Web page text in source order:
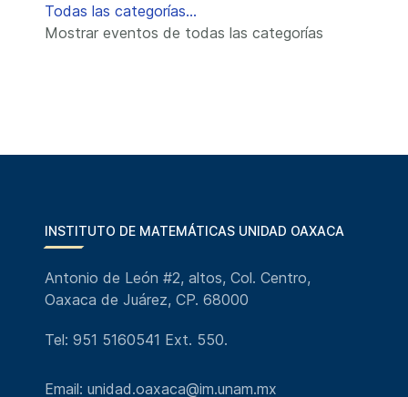
Todas las categorías...
Mostrar eventos de todas las categorías
INSTITUTO DE MATEMÁTICAS UNIDAD OAXACA
Antonio de León #2, altos, Col. Centro,
Oaxaca de Juárez, CP. 68000
Tel: 951 5160541 Ext. 550.
Email: unidad.oaxaca@im.unam.mx